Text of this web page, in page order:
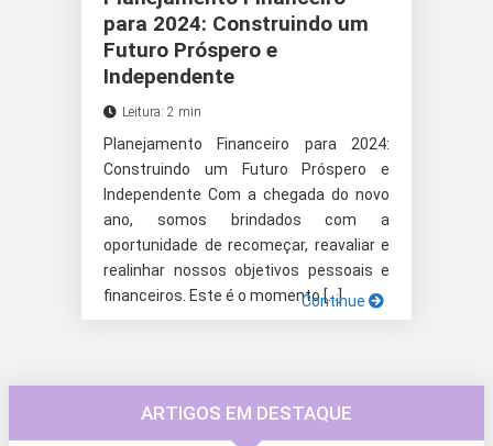
para 2024: Construindo um
Futuro Próspero e
Independente
Leitura: 2 min
Planejamento Financeiro para 2024:
Construindo um Futuro Próspero e
Independente Com a chegada do novo
ano, somos brindados com a
oportunidade de recomeçar, reavaliar e
realinhar nossos objetivos pessoais e
financeiros. Este é o momento […]
Continue
ARTIGOS EM DESTAQUE